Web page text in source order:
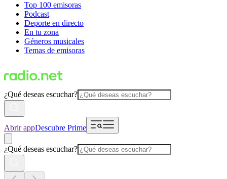
Top 100 emisoras
Podcast
Deporte en directo
En tu zona
Géneros musicales
Temas de emisoras
¿Qué deseas escuchar?
Abrir appDescubre Prime
¿Qué deseas escuchar?